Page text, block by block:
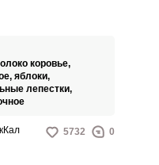
коровье,
яблоки,
лепестки,
5732 0